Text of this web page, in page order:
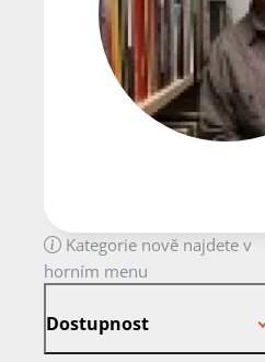
Kategorie nově najdete v
horním menu
Dostupnost